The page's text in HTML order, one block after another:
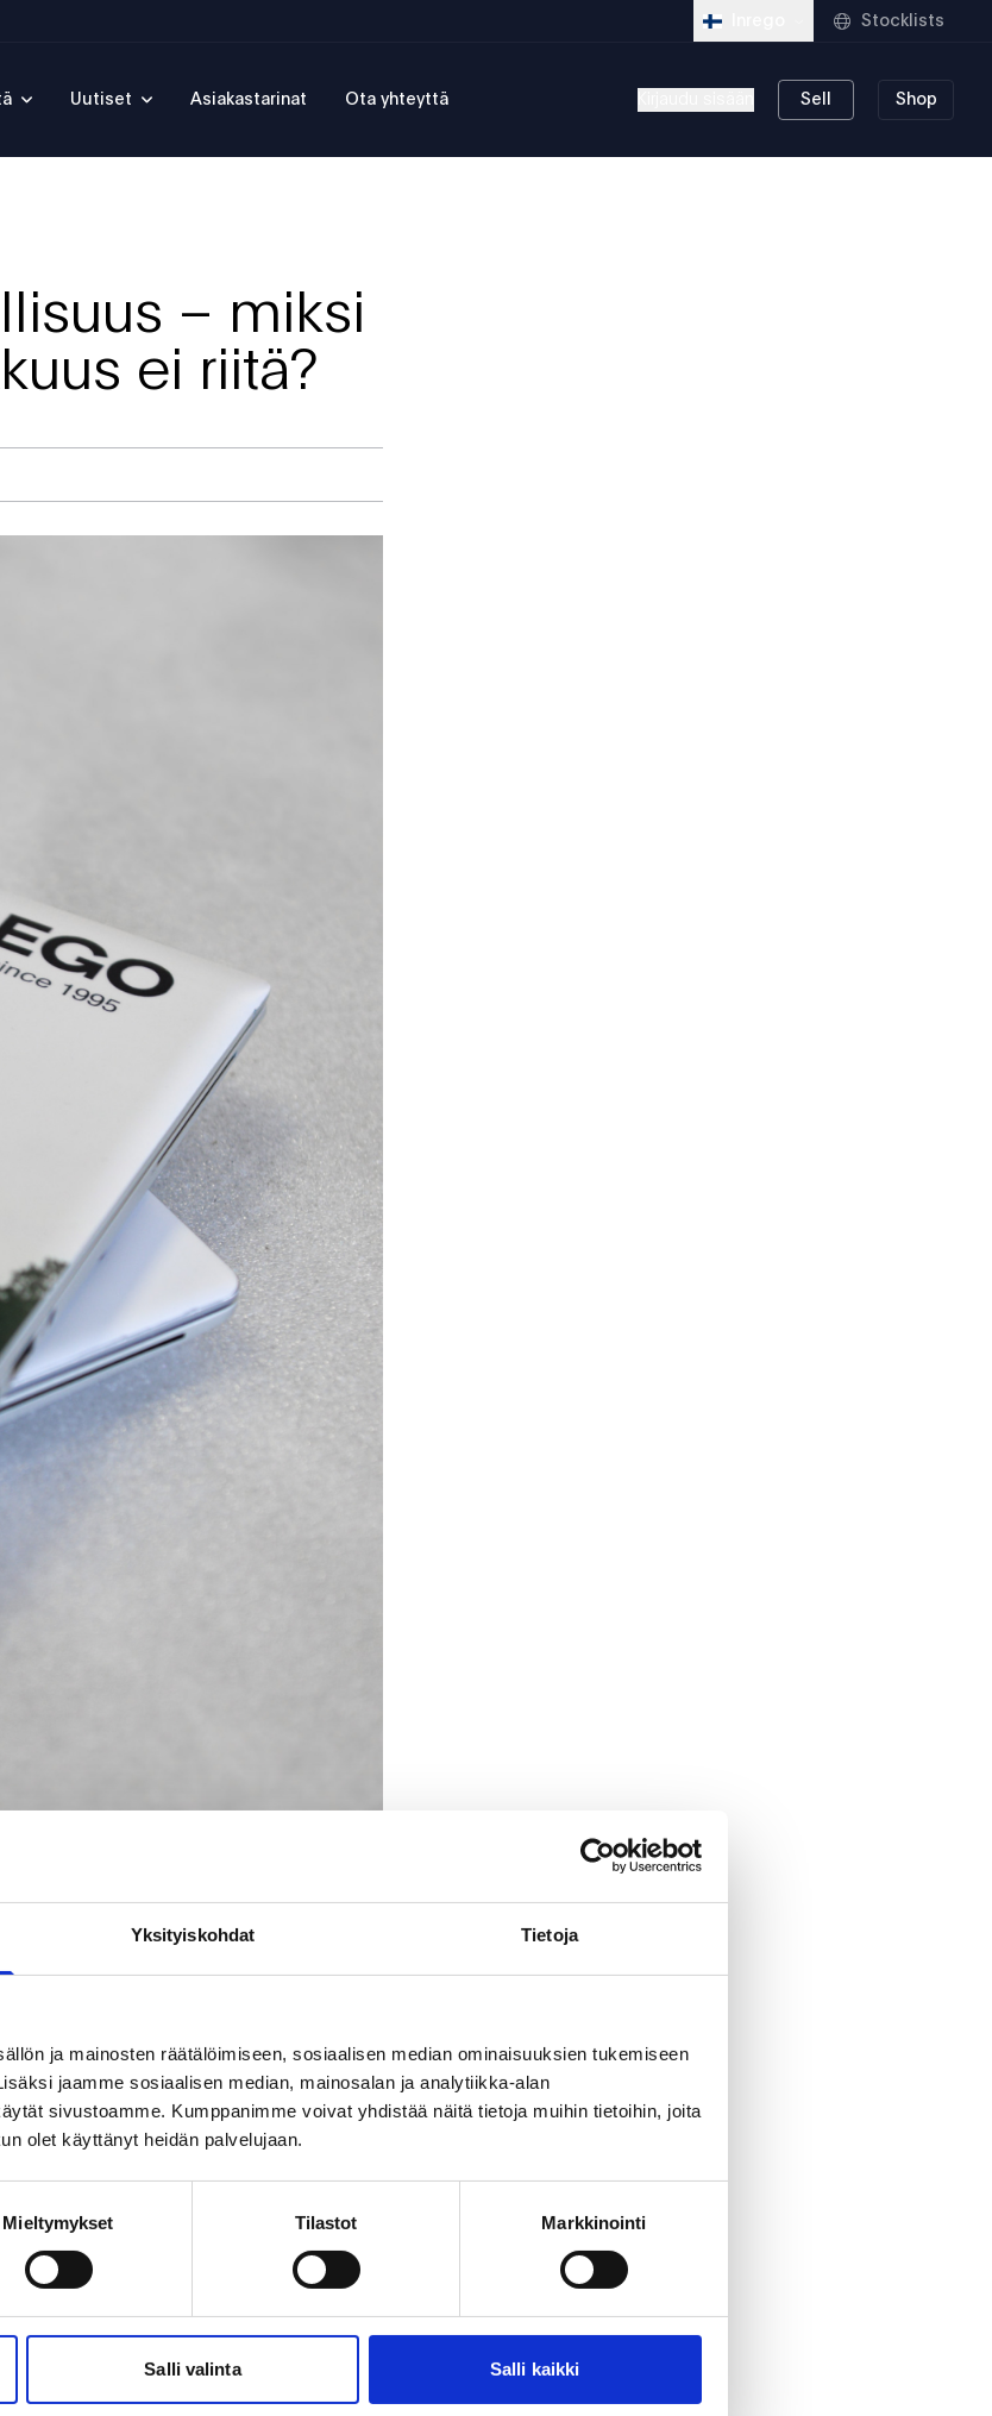
Yksityiskohdat Tietoja
ja mainosten räätälöimiseen, sosiaalisen median ominaisuuksien tukemiseen
jaamme sosiaalisen median, mainosalan ja analytiikka-alan
sivustoamme. Kumppanimme voivat yhdistää näitä tietoja muihin tietoihin, joita
olet käyttänyt heidän palvelujaan.
Mieltymykset Tilastot Markkinointi
Salli valinta Salli kaikki
Stocklists
Uutiset Asiakastarinat Ota yhteyttä Sell Shop
– miksi
ei riitä?
vaikka sen vaikutus
ilmastovaikutuksista syntyy IT-
vastuullisuustyössä.
laite otetaan käyttöön. Tuotantovaihe
uusien laitteiden jatkuvasta hankinnasta
yksin ei riitä. Todellinen muutos syntyy
käyttöikä kasvaa 3 vuodesta 5
jakautua useammalle käyttäjälle.
optimointi. IT ei ole vain kustannus
3 -päästöjä. Näin ollen myös IT-